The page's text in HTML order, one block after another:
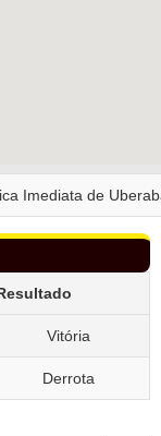
Imediata de
Vitória
Derrota